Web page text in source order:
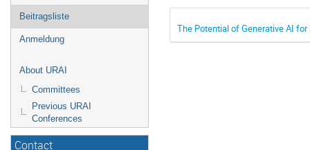
Beitragsliste
Anmeldung
About URAI
Committees
Previous URAI
Conferences
Contact
The Potential of Generative AI